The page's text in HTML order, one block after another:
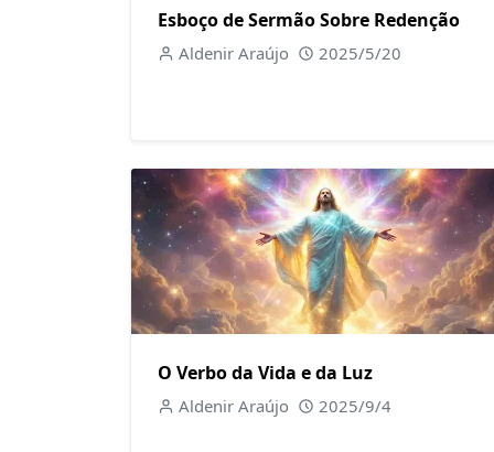
Esboço de Sermão Sobre Redenção
Aldenir Araújo 2025/5/20
O Verbo da Vida e da Luz
Aldenir Araújo 2025/9/4